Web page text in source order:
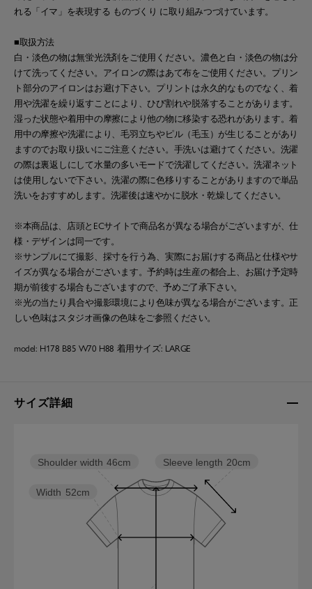
れる「イマ」を表現する ものづくり に取り組みつづけています。
■取扱方法
白・淡色の物は無蛍光洗剤をご使用ください。濃色と白・淡色の物は分
けて洗ってください。アイロンの際はあて布をご使用ください。プリン
ト部分のアイロンはお避け下さい。プリントは永久的なものでなく、着
用や洗濯を繰り返すことにより、ひび割れや脱落することがあります。
湿った状態や着用中の摩擦により他の物に移染する恐れがあります。着
用中の摩擦や洗濯により、毛羽立ちやピル（毛玉）が生じることがあり
ますのでお取り扱いにご注意ください。手洗いは避けてください。洗濯
の際は裏返しにして水量の多いモードで洗濯してください。洗濯ネット
は使用しないで下さい。洗濯の際に色移りすることがありますので単品
洗いをおすすめします。洗濯後は速やかに脱水・乾燥してください。
※本商品は、店頭とECサイトで商品名が異なる場合がございますが、仕
様・デザインは同一です。
※サンプルにて撮影、採寸を行う為、実際にお届けする商品と仕様やサ
イズが異なる場合がございます。予約時は生産の都合上、お届け予定時
期が前後する場合もございますので、予めご了承下さい。
※光の当たり具合や撮影環境により色味が異なる場合がございます。正
しい色味はスタジオ画像の色味をご参照ください。
model: H178 B85 W70 H88 着用サイズ: LARGE
サイズ詳細
Sleeve length 20cm
Width 52cm
Shoulder width 46cm